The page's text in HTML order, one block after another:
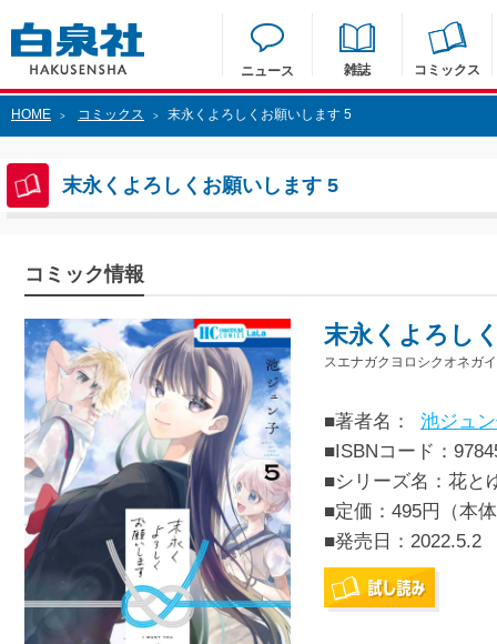
ニュース 雑誌 コミックス
HOME > コミックス > 末永くよろしくお願いします 5
末永くよろしくお願いします 5
コミック情報
末永くよろし
スエナガクヨロシクオネガ
■著者名：
池ジュ
■ISBNコード：
■シリーズ名：花と
■定価：495円（本
■発売日： 2022.5.2